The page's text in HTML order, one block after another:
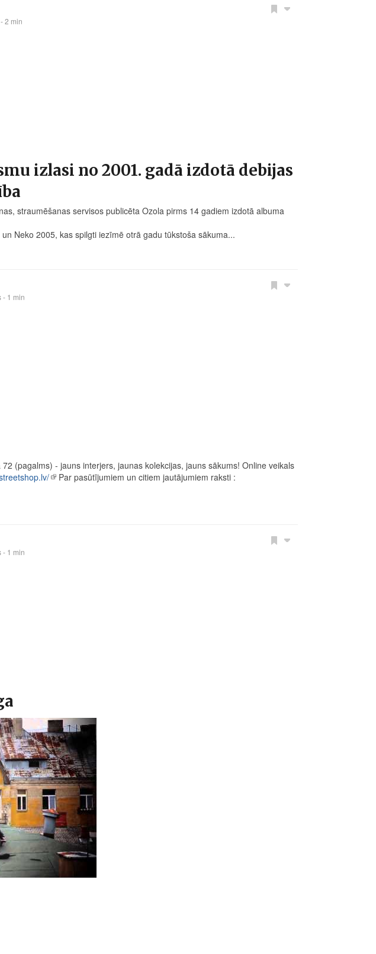
2 min
izlasi no 2001. gadā izdotā debijas
straumēšanas servisos publicēta Ozola pirms 14 gadiem izdotā albuma
Neko 2005, kas spilgti iezīmē otrā gadu tūkstoša sākuma...
- 1 min
(pagalms) - jauns interjers, jaunas kolekcijas, jauns sākums! Online veikals
Par pasūtījumiem un citiem jautājumiem raksti :
- 1 min